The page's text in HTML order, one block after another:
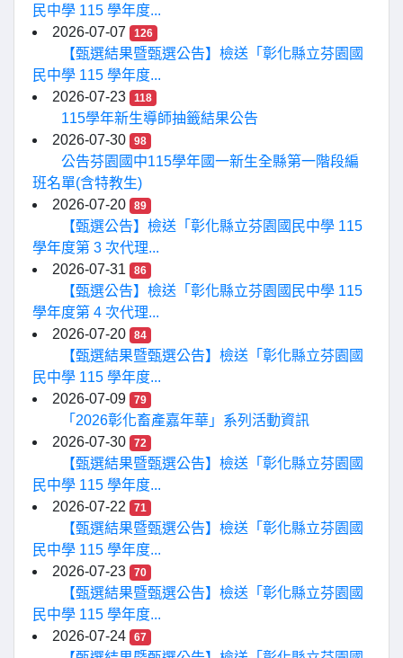
民中學 115 學年度...
2026-07-07
126
【甄選結果暨甄選公告】檢送「彰化縣立芬園國
民中學 115 學年度...
2026-07-23
118
115學年新生導師抽籤結果公告
2026-07-30
98
公告芬園國中115學年國一新生全縣第一階段編
班名單(含特教生)
2026-07-20
89
【甄選公告】檢送「彰化縣立芬園國民中學 115
學年度第 3 次代理...
2026-07-31
86
【甄選公告】檢送「彰化縣立芬園國民中學 115
學年度第 4 次代理...
2026-07-20
84
【甄選結果暨甄選公告】檢送「彰化縣立芬園國
民中學 115 學年度...
2026-07-09
79
「2026彰化畜產嘉年華」系列活動資訊
2026-07-30
72
【甄選結果暨甄選公告】檢送「彰化縣立芬園國
民中學 115 學年度...
2026-07-22
71
【甄選結果暨甄選公告】檢送「彰化縣立芬園國
民中學 115 學年度...
2026-07-23
70
【甄選結果暨甄選公告】檢送「彰化縣立芬園國
民中學 115 學年度...
2026-07-24
67